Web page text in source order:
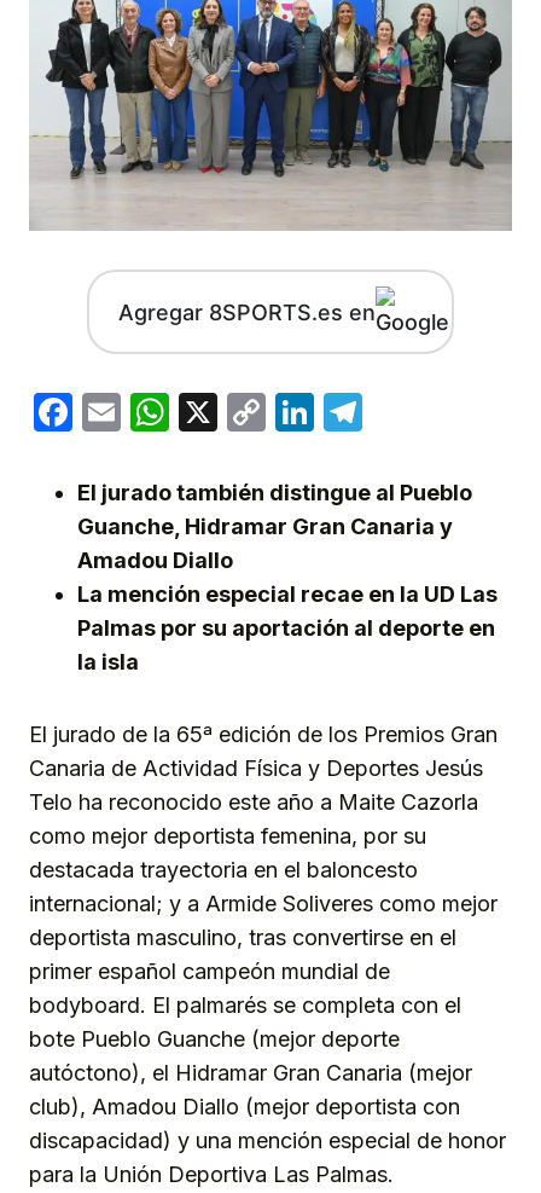
Agregar 8SPORTS.es en
Facebook
EmailWhatsApp
X
CopyLinkedIn
El jurado también distingue al Pueblo
Guanche, Hidramar Gran Canaria y
Amadou Diallo
La mención especial recae en la UD Las
Palmas por su aportación al deporte en
la isla
El jurado de la 65ª edición de los Premios Gran
Canaria de Actividad Física y Deportes Jesús
Telo ha reconocido este año a Maite Cazorla
como mejor deportista femenina, por su
destacada trayectoria en el baloncesto
internacional; y a Armide Soliveres como mejor
deportista masculino, tras convertirse en el
primer español campeón mundial de
bodyboard. El palmarés se completa con el
bote Pueblo Guanche (mejor deporte
autóctono), el Hidramar Gran Canaria (mejor
club), Amadou Diallo (mejor deportista con
discapacidad) y una mención especial de honor
para la Unión Deportiva Las Palmas.